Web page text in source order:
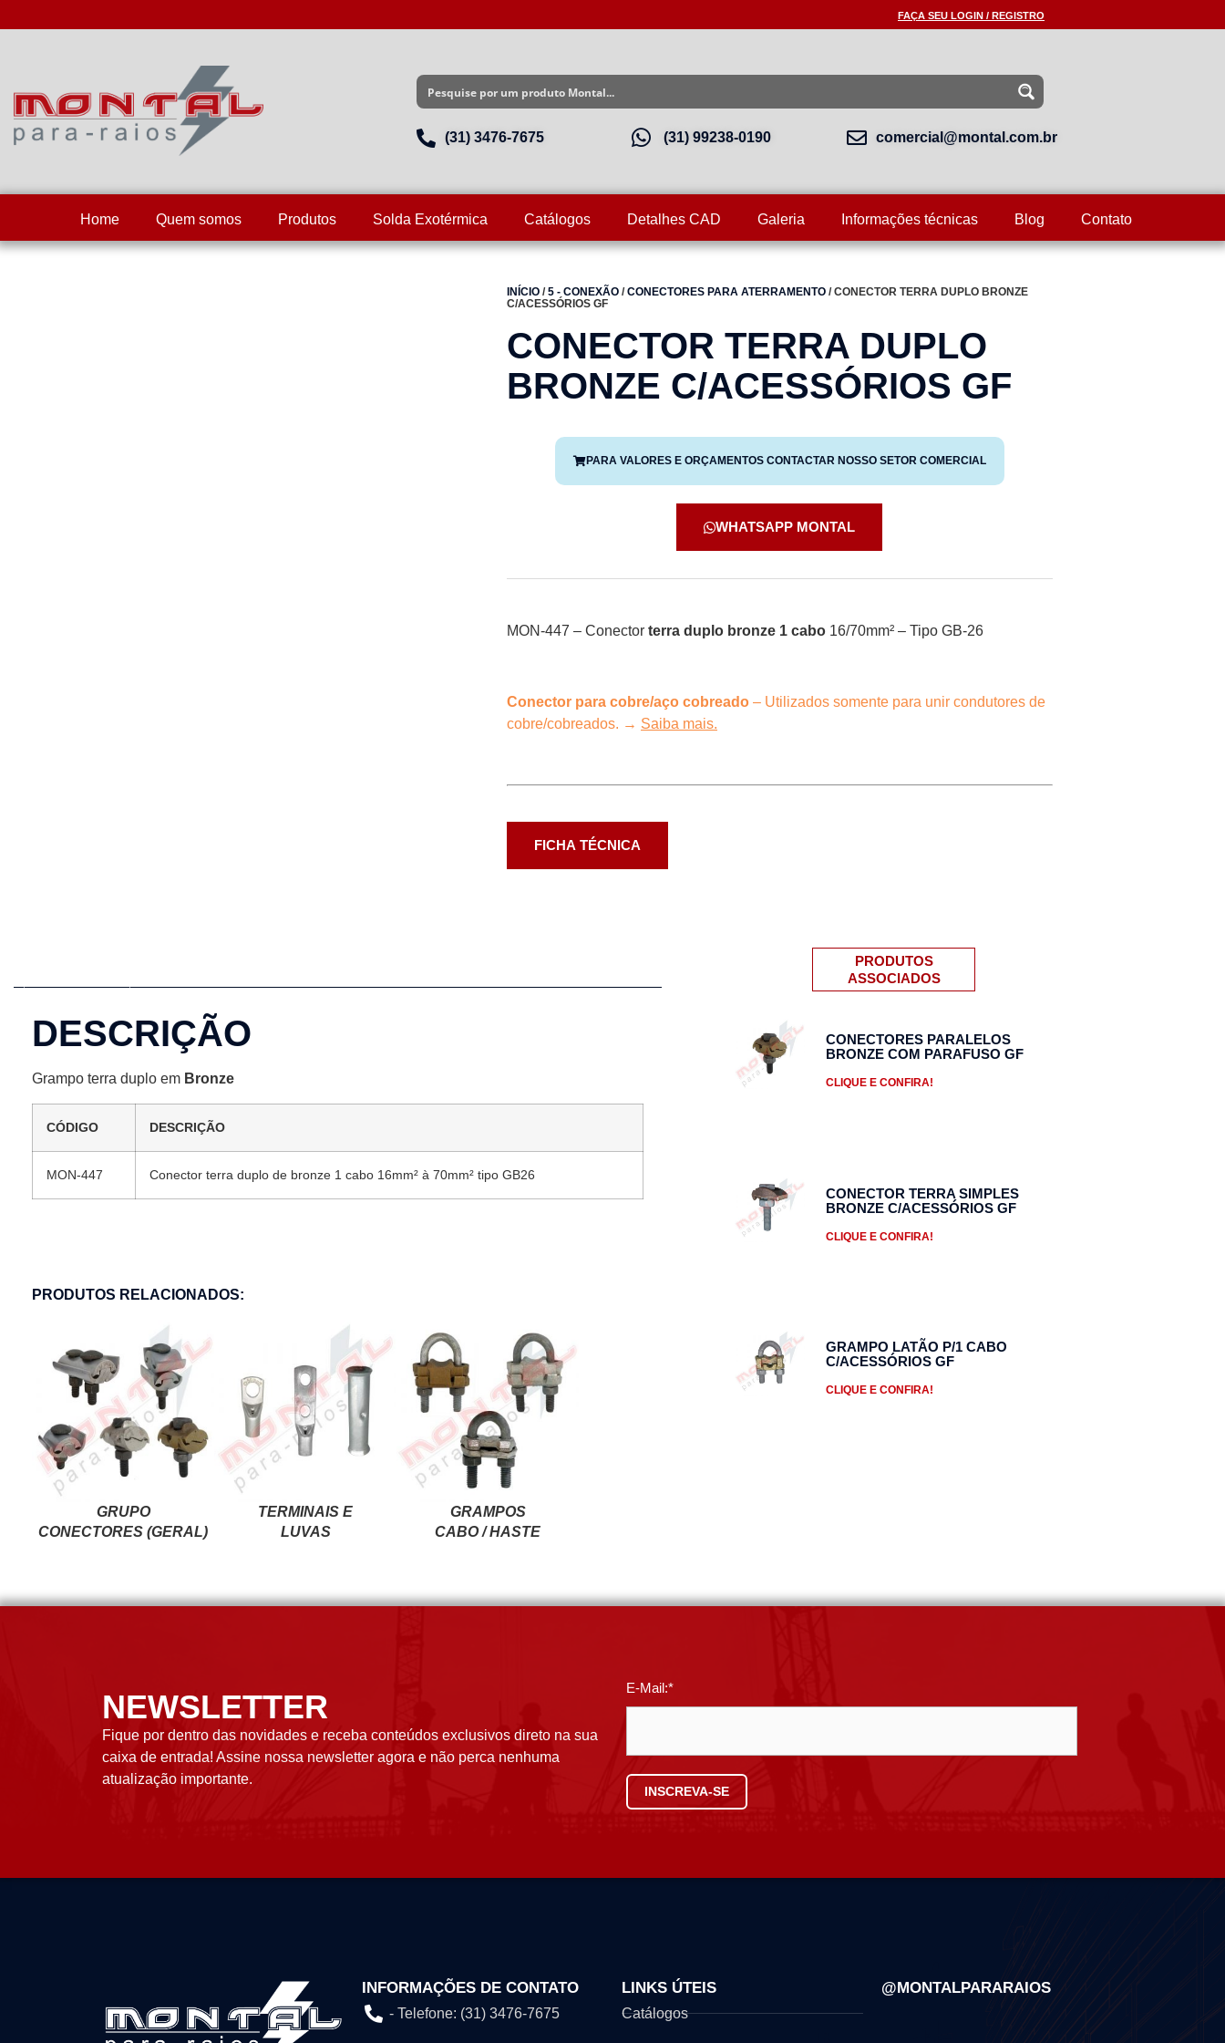
FAÇA SEU LOGIN / REGISTRO
(31) 3476-7675 (31) 99238-0190 comercial@montal.com.br
Home Quem somos Produtos Solda Exotérmica Catálogos Detalhes CAD Galeria Informações técnicas Blog Contato
INÍCIO /5 - CONEXÃO /CONECTORES PARA ATERRAMENTO / CONECTOR TERRA DUPLO BRONZE
C/ACESSÓRIOS GF
CONECTOR TERRA DUPLO
BRONZE C/ACESSÓRIOS GF
PARA VALORES E ORÇAMENTOS CONTACTAR NOSSO SETOR COMERCIAL
WHATSAPP MONTAL
MON-447 – Conector terra duplo bronze 1 cabo 16/70mm² – Tipo GB-26
Conector para cobre/aço cobreado – Utilizados somente para unir condutores de
cobre/cobreados. → Saiba mais.
FICHA TÉCNICA
DESCRIÇÃO
Grampo terra duplo em Bronze
CÓDIGO DESCRIÇÃO
MON-447 Conector terra duplo de bronze 1 cabo 16mm² à 70mm² tipo GB26
PRODUTOS RELACIONADOS:
GRUPO
CONECTORES (GERAL)
TERMINAIS E
LUVAS
GRAMPOS
CABO / HASTE
PRODUTOS
ASSOCIADOS
CONECTORES PARALELOS
BRONZE COM PARAFUSO GF
CLIQUE E CONFIRA!
CONECTOR TERRA SIMPLES
BRONZE C/ACESSÓRIOS GF
CLIQUE E CONFIRA!
GRAMPO LATÃO P/1 CABO
C/ACESSÓRIOS GF
CLIQUE E CONFIRA!
NEWSLETTER
Fique por dentro das novidades e receba conteúdos exclusivos direto na sua
caixa de entrada! Assine nossa newsletter agora e não perca nenhuma
atualização importante.
E-Mail:*
INFORMAÇÕES DE CONTATO
- Telefone: (31) 3476-7675
LINKS ÚTEIS
Catálogos
@MONTALPARARAIOS